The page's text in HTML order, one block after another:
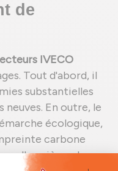
de
IVECO
Tout d'abord, il
substantielles
En outre, le
écologique,
carbone
pièces. Les